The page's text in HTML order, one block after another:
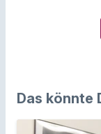
Das könnte